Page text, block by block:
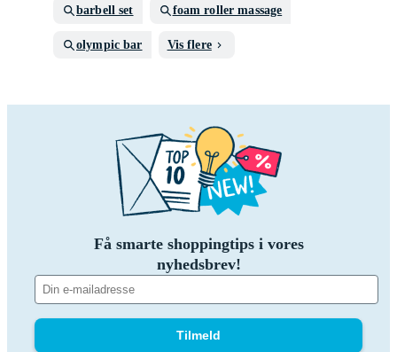
barbell set foam roller massage
olympic bar Vis flere
Få smarte shoppingtips i vores
nyhedsbrev!
Tilmeld